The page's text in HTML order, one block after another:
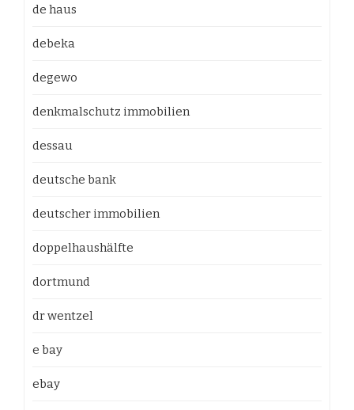
de haus
debeka
degewo
denkmalschutz immobilien
dessau
deutsche bank
deutscher immobilien
doppelhaushälfte
dortmund
dr wentzel
e bay
ebay